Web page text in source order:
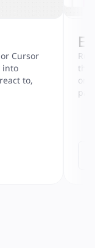
Cursor
into
to,